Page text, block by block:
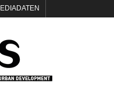
IMPRESSUM